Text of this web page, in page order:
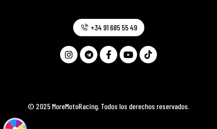
© 2025 MoreMotoRacing. Todos los derechos reservados.
+34 91 685 55 49